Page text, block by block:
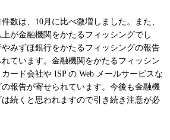
数は、10月に比べ微増しました。また、
が金融機関をかたるフィッシングでし
みずほ銀行をかたるフィッシングの報告
ています。金融機関をかたるフィッシン
ード会社や ISP の Web メールサービスな
報告が寄せられています。今後も金融機
続くと思われますので引き続き注意が必